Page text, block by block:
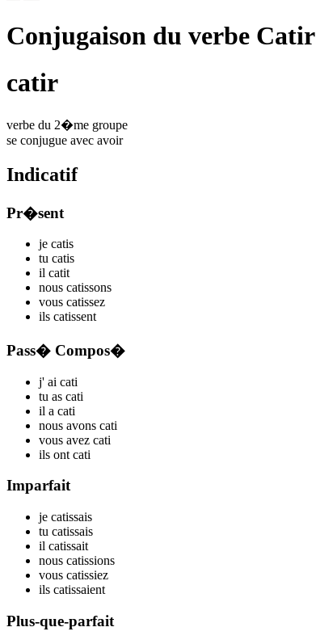
Conjugaison du verbe Catir
catir
verbe du 2�me groupe
se conjugue avec avoir
Indicatif
Pr�sent
je catis
tu catis
il catit
nous catissons
vous catissez
ils catissent
Pass� Compos�
j' ai cati
tu as cati
il a cati
nous avons cati
vous avez cati
ils ont cati
Imparfait
je catissais
tu catissais
il catissait
nous catissions
vous catissiez
ils catissaient
Plus-que-parfait